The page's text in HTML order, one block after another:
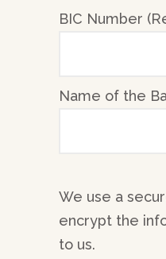
BIC Number
Name of the
We use a
encrypt the
to us.